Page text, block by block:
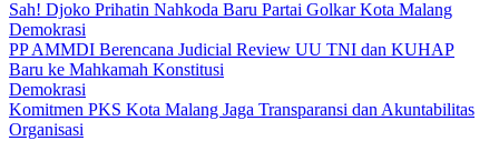
Sah! Djoko Prihatin Nahkoda Baru Partai Golkar Kota Malang
Demokrasi
PP AMMDI Berencana Judicial Review UU TNI dan KUHAP
Baru ke Mahkamah Konstitusi
Demokrasi
Komitmen PKS Kota Malang Jaga Transparansi dan Akuntabilitas
Organisasi